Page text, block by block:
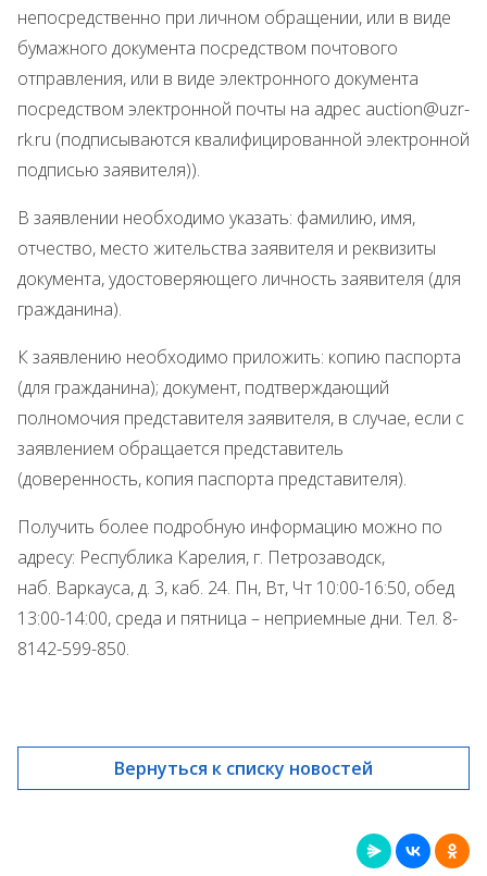
непосредственно при личном обращении, или в виде
бумажного документа посредством почтового
отправления, или в виде электронного документа
посредством электронной почты на адрес auction@uzr-
rk.ru (подписываются квалифицированной электронной
подписью заявителя)).
В заявлении необходимо указать: фамилию, имя,
отчество, место жительства заявителя и реквизиты
документа, удостоверяющего личность заявителя (для
гражданина).
К заявлению необходимо приложить: копию паспорта
(для гражданина); документ, подтверждающий
полномочия представителя заявителя, в случае, если с
заявлением обращается представитель
(доверенность, копия паспорта представителя).
Получить более подробную информацию можно по
адресу: Республика Карелия, г. Петрозаводск,
наб. Варкауса, д. 3, каб. 24. Пн, Вт, Чт 10:00-16:50, обед
13:00-14:00, среда и пятница – неприемные дни. Тел. 8-
8142-599-850.
Вернуться к списку новостей